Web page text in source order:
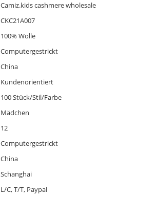
Camiz.kids cashmere wholesale
CKC21A007
100% Wolle
Computergestrickt
China
Kundenorientiert
100 Stück/Stil/Farbe
Mädchen
12
Computergestrickt
China
Schanghai
L/C, T/T, Paypal